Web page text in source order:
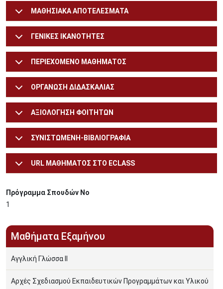
ΜΑΘΗΣΙΑΚΑ ΑΠΟΤΕΛΕΣΜΑΤΑ
ΓΕΝΙΚΕΣ ΙΚΑΝΟΤΗΤΕΣ
ΠΕΡΙΕΧΟΜΕΝΟ ΜΑΘΗΜΑΤΟΣ
ΟΡΓΑΝΩΣΗ ΔΙΔΑΣΚΑΛΙΑΣ
ΑΞΙΟΛΟΓΗΣΗ ΦΟΙΤΗΤΩΝ
ΣΥΝΙΣΤΩΜΕΝΗ-ΒΙΒΛΙΟΓΡΑΦΙΑ
URL ΜΑΘΗΜΑΤΟΣ ΣΤΟ ECLASS
Πρόγραμμα Σπουδών Νο
1
Μαθήματα Εξαμήνου
Αγγλική Γλώσσα ΙΙ
Αρχές Σχεδιασμού Εκπαιδευτικών Προγραμμάτων και Υλικού